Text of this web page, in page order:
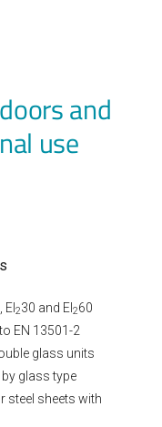
and
use
EI230 and EI260
EN 13501-2
glass units
glass type
steel sheets with